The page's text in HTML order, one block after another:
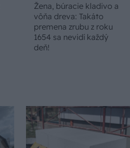
Žena, búracie kladivo a
vôňa dreva: Takáto
premena zrubu z roku
1654 sa nevidí každý
deň!